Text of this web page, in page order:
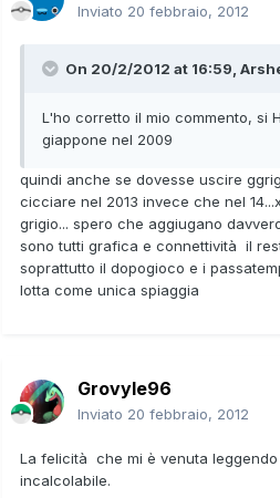
Inviato 20 febbraio, 2012
On 20/2/2012 at 16:59,
L'ho corretto il mio commento, si
giappone nel 2009
quindi anche se dovesse uscire
cicciare nel 2013 invece che nel
grigio... spero che aggiugano
sono tutti grafica e connettività il
soprattutto il dopogioco e i
lotta come unica spiaggia
Grovyle96
Inviato 20 febbraio, 2012
La felicità che mi è venuta
incalcolabile.